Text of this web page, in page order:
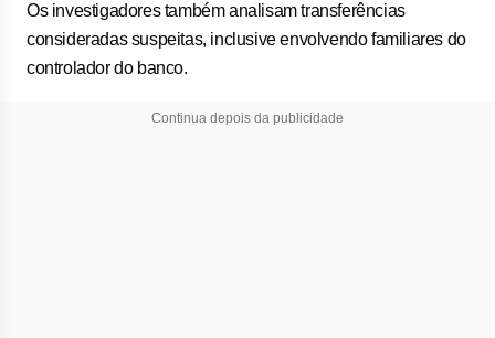
Os investigadores também analisam transferências
consideradas suspeitas, inclusive envolvendo familiares do
controlador do banco.
Continua depois da publicidade